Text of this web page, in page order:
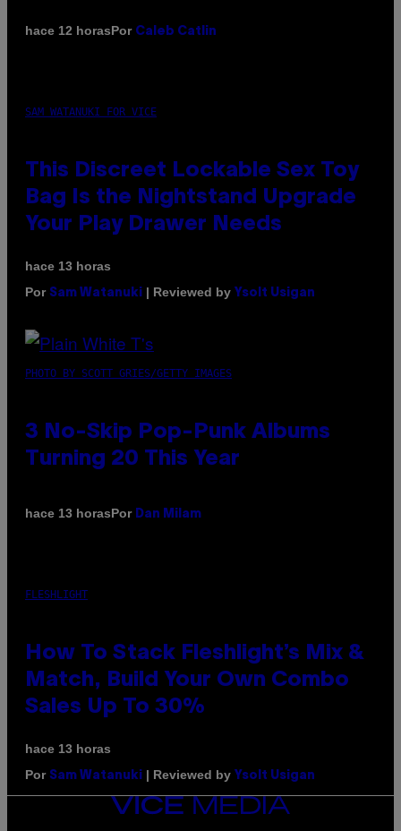
hace 12 horasPor Caleb Catlin
SAM WATANUKI FOR VICE
This Discreet Lockable Sex Toy
Bag Is the Nightstand Upgrade
Your Play Drawer Needs
hace 13 horas
Por Sam Watanuki | Reviewed by Ysolt Usigan
PHOTO BY SCOTT GRIES/GETTY IMAGES
3 No-Skip Pop-Punk Albums
Turning 20 This Year
hace 13 horasPor Dan Milam
FLESHLIGHT
How To Stack Fleshlight’s Mix &
Match, Build Your Own Combo
Sales Up To 30%
hace 13 horas
Por Sam Watanuki | Reviewed by Ysolt Usigan
VICE
MEDIA